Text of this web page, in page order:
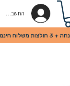
החשבון שלי